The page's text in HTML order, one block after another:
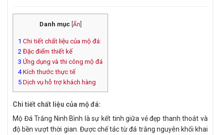
Danh mục Ẩn
1 Chi tiết chất liệu của mộ đá:
2 Đặc điểm thiết kế
3 Ứng dụng và thi công mộ đá
4Kích thước thực tế
5 Dịch vụ hỗ trợ khách hàng
Chi tiết chất liệu của mộ đá:
Mộ Đá Trắng Ninh Bình là sự kết tinh giữa vẻ đẹp thanh thoát và
độ bền vượt thời gian. Được chế tác từ đá trắng nguyên khối khai